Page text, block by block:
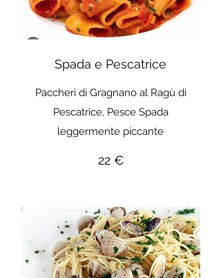
Spada e Pescatrice
Paccheri di Gragnano al Ragù di
Pescatrice, Pesce Spada
leggermente piccante
22 €